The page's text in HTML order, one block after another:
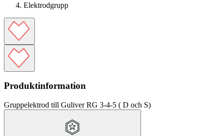
Elektrodgrupp
Produktinformation
Gruppelektrod till Guliver RG 3-4-5 ( D och S)